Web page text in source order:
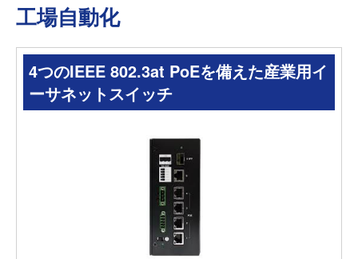
工場自動化
4つのIEEE 802.3at PoEを備えた産業用イ
ーサネットスイッチ